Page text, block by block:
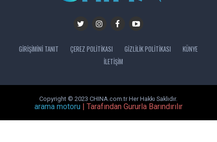
GIRIŞIMINI TANIT ÇEREZ POLITIKASI GIZLILIK POLITIKASI
KÜNYE
İLETIŞIM
Copyright © 2023 CHINA.com.tr Her Hakkı Saklıdır.
arama motoru | Tarafından Gururla Barındırılır